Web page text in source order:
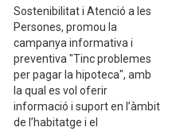
Sostenibilitat i Atenció a les
Persones, promou la
campanya informativa i
preventiva "Tinc problemes
per pagar la hipoteca", amb
la qual es vol oferir
informació i suport en l’àmbit
de l’habitatge i el